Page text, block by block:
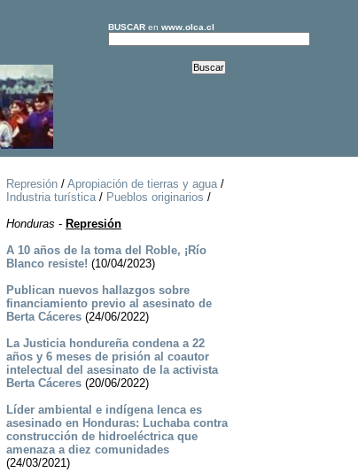
BUSCARen www.olca.cl
Represión/ Apropiación de tierras y agua/
Industria turística/ Pueblos originarios /
Honduras - Represión
A 10 años de la toma del Roble, ¡Río
Blanco resiste! (10/04/2023)
Publican nuevos hallazgos sobre
financiamiento previo al asesinato de
Berta Cáceres(24/06/2022)
La Justicia hondureña condena a 22
años y 6 meses de prisión al coautor
intelectual del asesinato de la activista
Berta Cáceres(20/06/2022)
Líder ambiental e indígena lenca es
asesinado en Honduras: Luchaba contra
construcción de hidroeléctrica que
amenaza a diez comunidades
(24/03/2021)